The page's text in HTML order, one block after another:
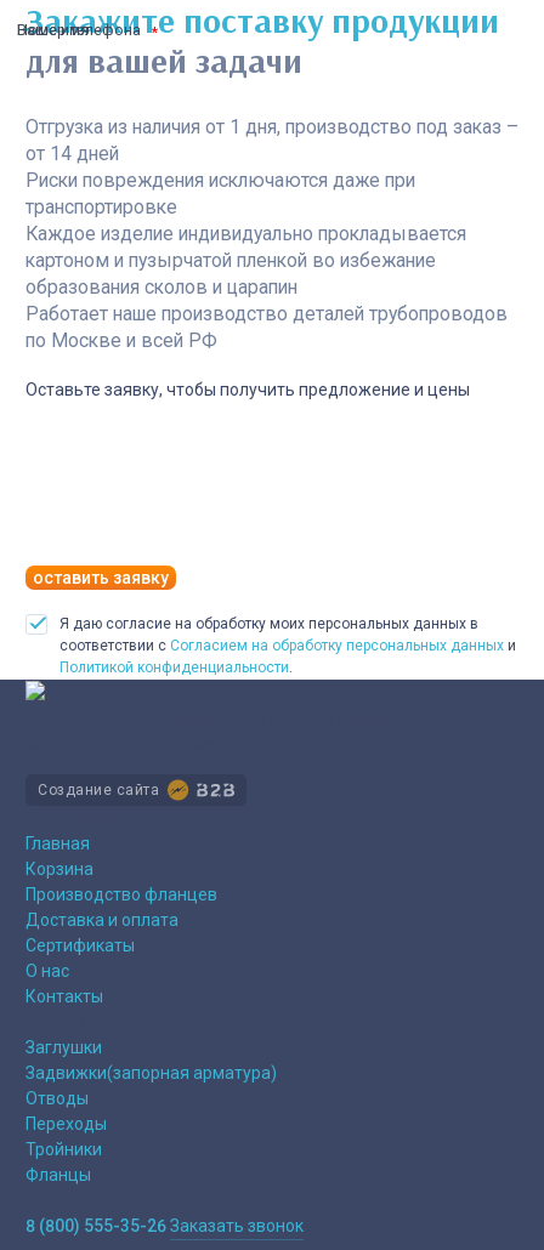
Закажите поставку продукции
для вашей задачи
Отгрузка из наличия от 1 дня, производство под заказ –
от 14 дней
Риски повреждения исключаются даже при
транспортировке
Каждое изделие индивидуально прокладывается
картоном и пузырчатой пленкой во избежание
образования сколов и царапин
Работает наше производство деталей трубопроводов
по Москве и всей РФ
Оставьте заявку, чтобы получить предложение и цены
Ваше имя
Номер телефона
оставить заявку
Я даю согласие на обработку моих персональных данных в
соответствии с Согласием на обработку персональных данных и
Политикой конфиденциальности
Создание сайта
Главная
Корзина
Производство фланцев
Доставка и оплата
Сертификаты
О нас
Контакты
Заглушки
Задвижки(запорная арматура)
Отводы
Переходы
Тройники
Фланцы
8 (800) 555-35-26Заказать звонок